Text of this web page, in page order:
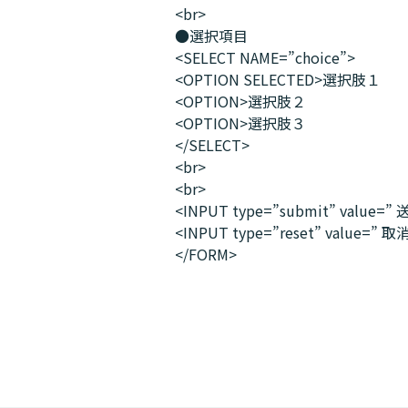
<br>
●選択項目
<SELECT NAME=”choice”>
<OPTION SELECTED>選択肢１
<OPTION>選択肢２
<OPTION>選択肢３
</SELECT>
<br>
<br>
<INPUT type=”submit” value=”
<INPUT type=”reset” value=” 取
</FORM>